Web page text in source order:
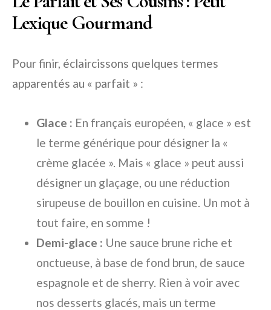
Lexique Gourmand
Pour finir, éclaircissons quelques termes
apparentés au « parfait » :
Glace : En français européen, « glace » est
le terme générique pour désigner la «
crème glacée ». Mais « glace » peut aussi
désigner un glaçage, ou une réduction
sirupeuse de bouillon en cuisine. Un mot à
tout faire, en somme !
Demi-glace : Une sauce brune riche et
onctueuse, à base de fond brun, de sauce
espagnole et de sherry. Rien à voir avec
nos desserts glacés, mais un terme